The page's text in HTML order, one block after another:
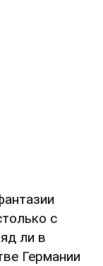
с
ли в
Германии